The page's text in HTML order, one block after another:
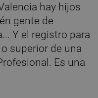
hay hijos
gente de
Y el registro para
superior de una
Es una